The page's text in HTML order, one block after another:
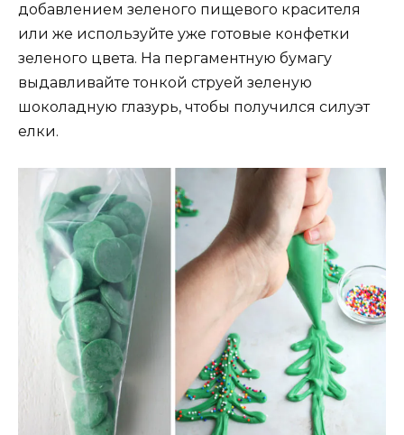
добавлением зеленого пищевого красителя
или же используйте уже готовые конфетки
зеленого цвета. На пергаментную бумагу
выдавливайте тонкой струей зеленую
шоколадную глазурь, чтобы получился силуэт
елки.